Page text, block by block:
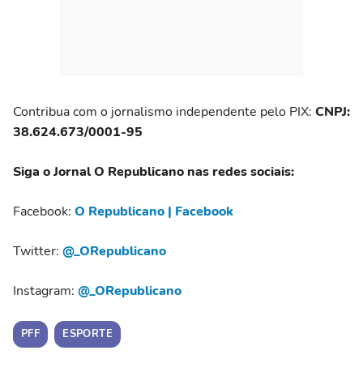
Contribua com o jornalismo independente pelo PIX: CNPJ:
38.624.673/0001-95
Siga o Jornal O Republicano nas redes sociais:
Facebook: O Republicano | Facebook
Twitter: @_ORepublicano
Instagram: @_ORepublicano
PFF ESPORTE